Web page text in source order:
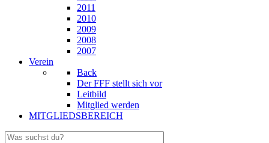
2011
2010
2009
2008
2007
Verein
Back
Der FFF stellt sich vor
Leitbild
Mitglied werden
MITGLIEDSBEREICH